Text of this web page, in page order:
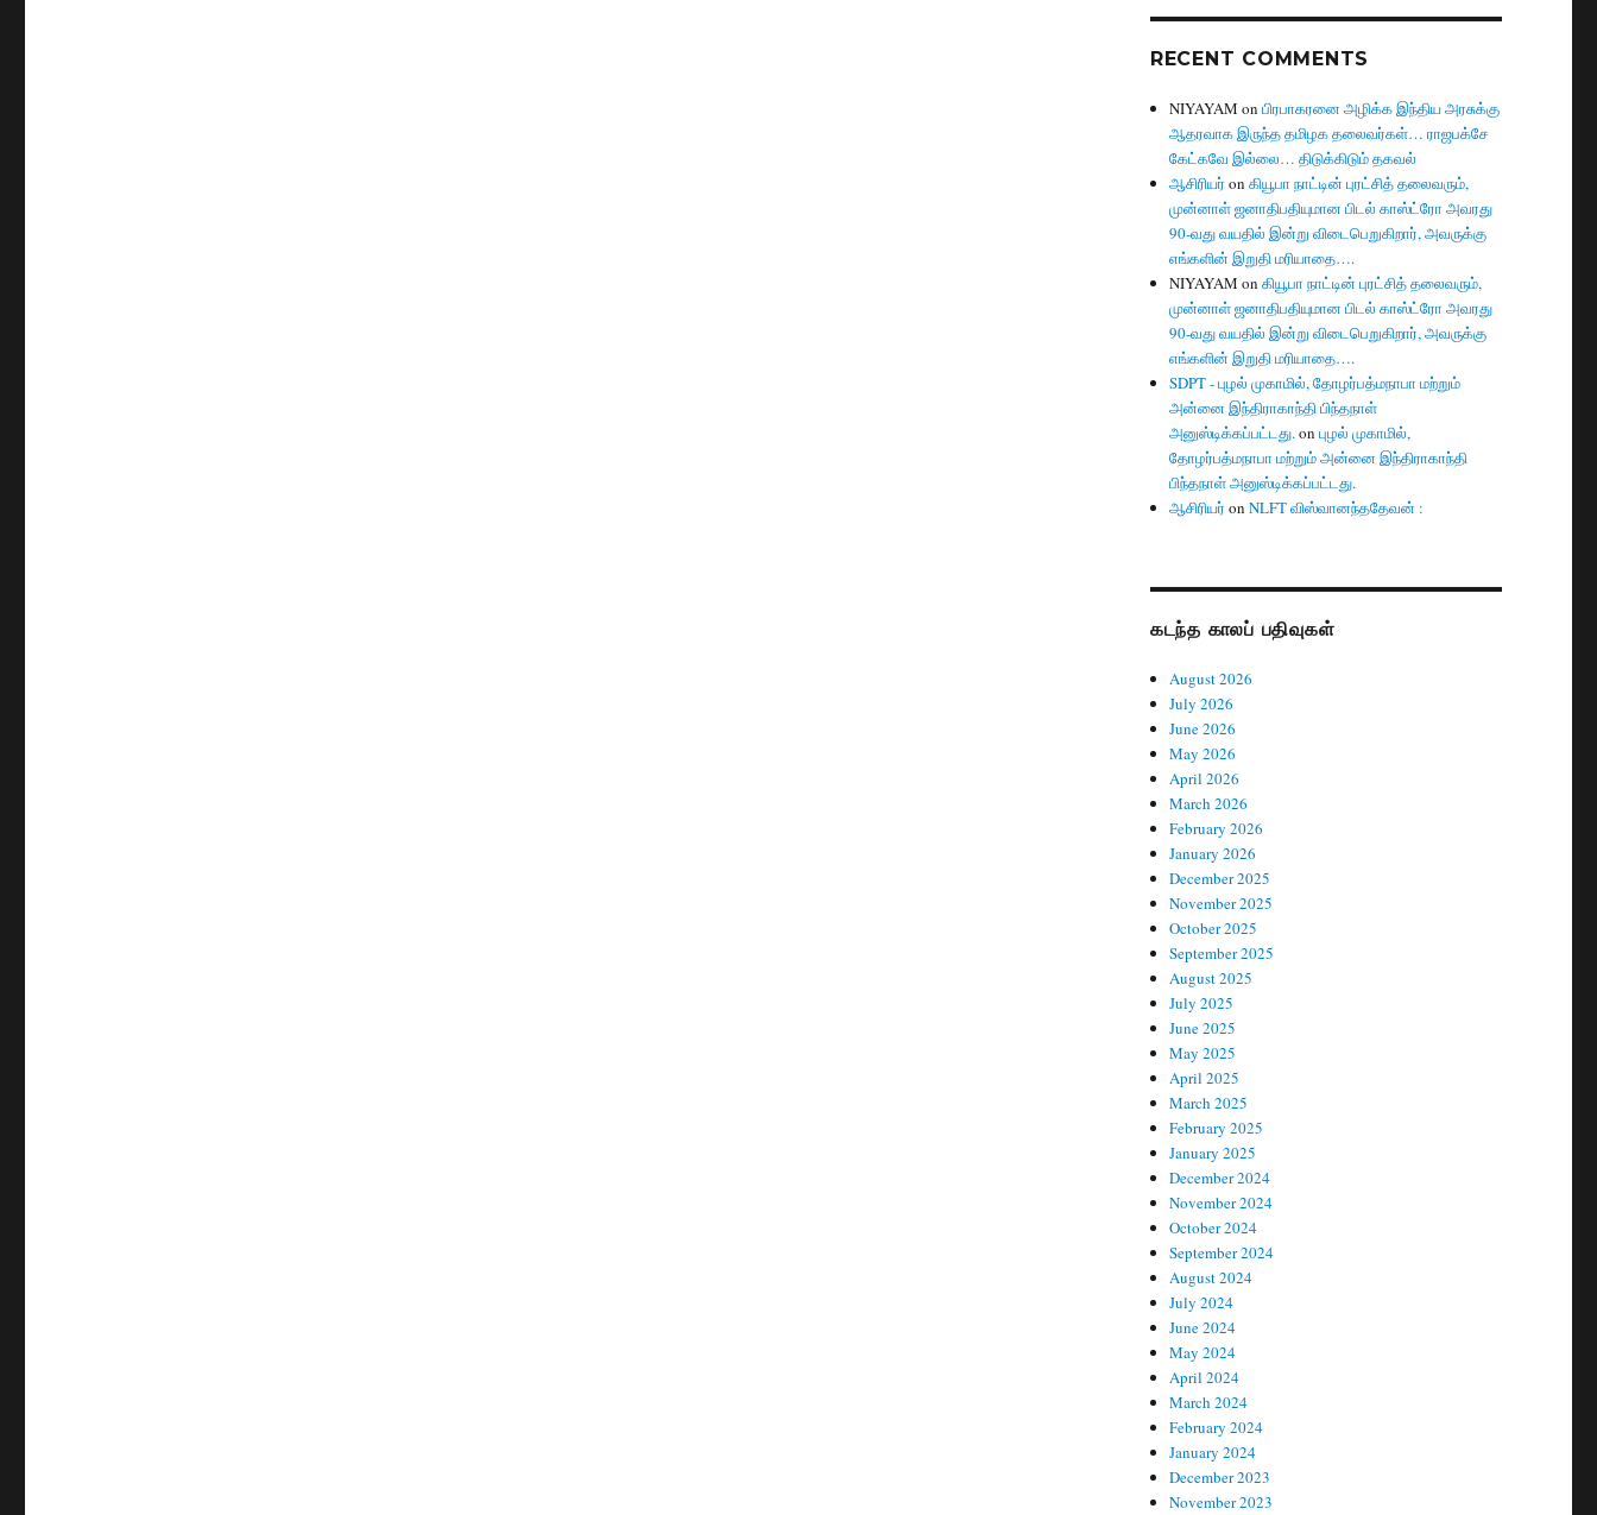
RECENT COMMENTS
NIYAYAM onபிரபாகரனை அழிக்க இந்திய அரசுக்கு
ஆதரவாக இருந்த தமிழக தலைவர்கள்… ராஜபக்சே
கேட்கவே இல்லை… திடுக்கிடும் தகவல்
ஆசிரியர் onகியூபா நாட்டின் புரட்சித் தலைவரும்,
முன்னாள் ஜனாதிபதியுமான பிடல் காஸ்ட்ரோ அவரது
90-வது வயதில் இன்று விடைபெறுகிறார், அவருக்கு
எங்களின் இறுதி மரியாதை….
NIYAYAM onகியூபா நாட்டின் புரட்சித் தலைவரும்,
முன்னாள் ஜனாதிபதியுமான பிடல் காஸ்ட்ரோ அவரது
90-வது வயதில் இன்று விடைபெறுகிறார், அவருக்கு
எங்களின் இறுதி மரியாதை….
SDPT - புழல் முகாமில், தோழர்பத்மநாபா மற்றும்
அன்னை இந்திராகாந்தி பிந்தநாள்
அனுஸ்டிக்கப்பட்டது.onபுழல் முகாமில்,
தோழர்பத்மநாபா மற்றும் அன்னை இந்திராகாந்தி
பிந்தநாள் அனுஸ்டிக்கப்பட்டது.
ஆசிரியர் onNLFT விஸ்வானந்ததேவன் :
கடந்த காலப் பதிவுகள்
August 2026
July 2026
June 2026
May 2026
April 2026
March 2026
February 2026
January 2026
December 2025
November 2025
October 2025
September 2025
August 2025
July 2025
June 2025
May 2025
April 2025
March 2025
February 2025
January 2025
December 2024
November 2024
October 2024
September 2024
August 2024
July 2024
June 2024
May 2024
April 2024
March 2024
February 2024
January 2024
December 2023
November 2023